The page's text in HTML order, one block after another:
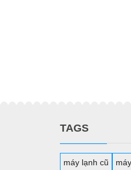
TAGS
máy lạnh cũ